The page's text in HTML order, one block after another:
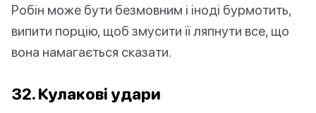
Робін може бути безмовним і іноді бурмотить,
випити порцію, щоб змусити її ляпнути все, що
вона намагається сказати.
32. Кулакові удари